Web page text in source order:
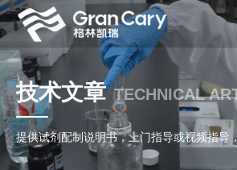
技术文章 TECHNICAL
提供试剂配制说明书，上门指导或视频指导